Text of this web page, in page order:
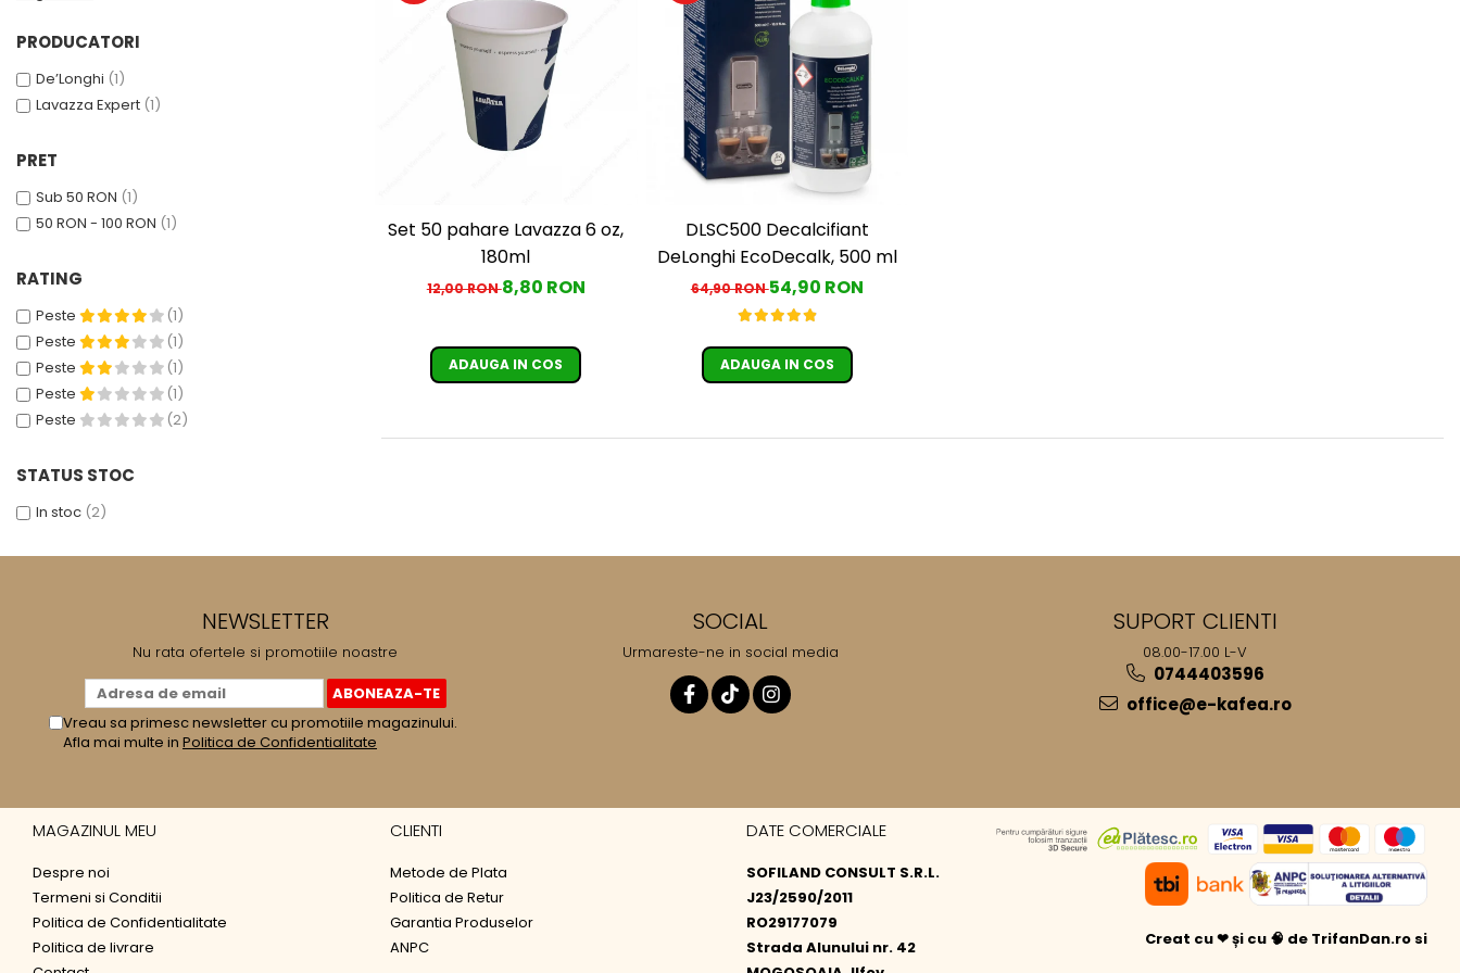
Illy Iperespresso
Cremesso
Tassimo
illy
Cafea Solubila
PRODUCATORI
De’Longhi (1)
Lavazza Expert (1)
PRET
Sub 50 RON (1)
50 RON - 100 RON (1)
RATING
Peste
(1)
Peste
(1)
Peste
(1)
Peste
(1)
Peste
(2)
STATUS STOC
In stoc (2)
Set 50 pahare Lavazza 6 oz,
180ml
12,00 RON8,80 RON
ADAUGA IN COS
DLSC500 Decalcifiant
DeLonghi EcoDecalk, 500 ml
64,90 RON54,90 RON
ADAUGA IN COS
NEWSLETTER
Nu rata ofertele si promotiile noastre
Vreau sa primesc newsletter cu promotiile magazinului.
Afla mai multe in Politica de Confidentialitate
SOCIAL
Urmareste-ne in social media
SUPORT CLIENTI
08.00-17.00 L-V
0744403596
office@e-kafea.ro
MAGAZINUL MEU
Despre noi
Termeni si Conditii
Politica de Confidentialitate
Politica de livrare
CLIENTI
Metode de Plata
Politica de Retur
Garantia Produselor
ANPC
DATE COMERCIALE
SOFILAND CONSULT S.R.L.
J23/2590/2011
RO29177079
Strada Alunului nr. 42
Creat cu ❤ și cu 🧠 de TrifanDan.ro si